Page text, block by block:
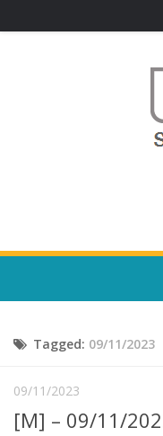
Escola, Institutos e
Núcleos e Comissões
Telefones e Mapas
Tagged: 09/11/2023
09/11/2023
[M] – 09/11/